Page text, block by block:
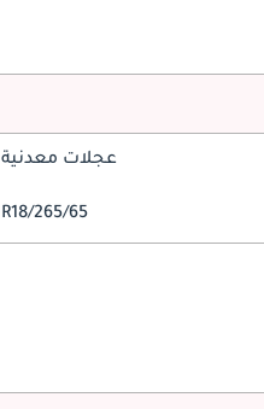
عجلات معدنية
265/65/R18